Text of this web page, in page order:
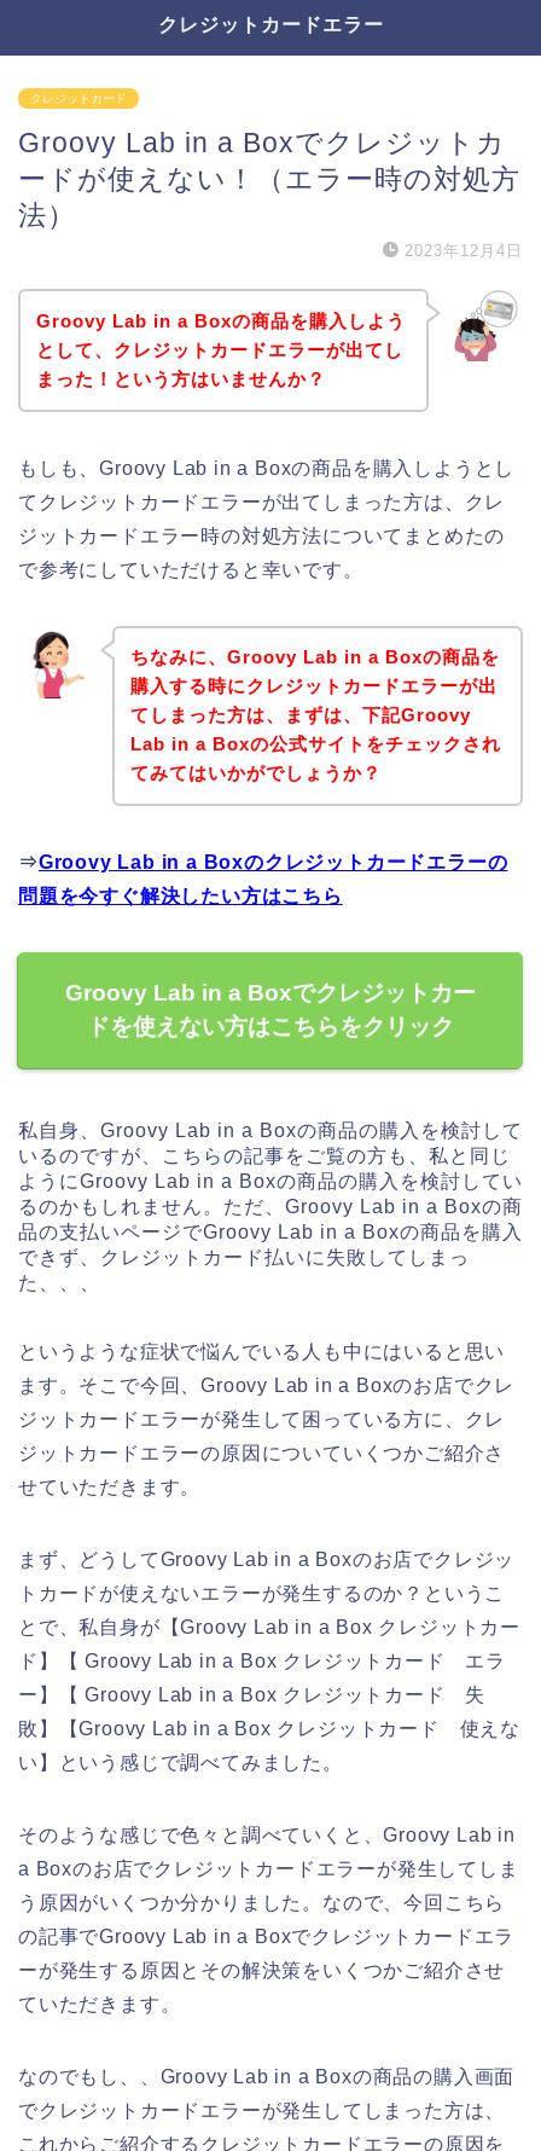
クレジットカードエラー
クレジットカード
Groovy Lab in a Boxでクレジットカ
ードが使えない！（エラー時の対処方
法）
2023年12月4日
Groovy Lab in a Boxの商品を購入しよう
として、クレジットカードエラーが出てし
まった！という方はいませんか？
もしも、Groovy Lab in a Boxの商品を購入しようとし
てクレジットカードエラーが出てしまった方は、クレ
ジットカードエラー時の対処方法についてまとめたの
で参考にしていただけると幸いです。
ちなみに、Groovy Lab in a Boxの商品を
購入する時にクレジットカードエラーが出
てしまった方は、まずは、下記Groovy
Lab in a Boxの公式サイトをチェックされ
てみてはいかがでしょうか？
⇒Groovy Lab in a Boxのクレジットカードエラーの
問題を今すぐ解決したい方はこちら
Groovy Lab in a Boxでクレジットカー
ドを使えない方はこちらをクリック
私自身、Groovy Lab in a Boxの商品の購入を検討して
いるのですが、こちらの記事をご覧の方も、私と同じ
ようにGroovy Lab in a Boxの商品の購入を検討してい
るのかもしれません。ただ、Groovy Lab in a Boxの商
品の支払いページでGroovy Lab in a Boxの商品を購入
できず、クレジットカード払いに失敗してしまっ
た、、、
というような症状で悩んでいる人も中にはいると思い
ます。そこで今回、Groovy Lab in a Boxのお店でクレ
ジットカードエラーが発生して困っている方に、クレ
ジットカードエラーの原因についていくつかご紹介さ
せていただきます。
まず、どうしてGroovy Lab in a Boxのお店でクレジッ
トカードが使えないエラーが発生するのか？というこ
とで、私自身が【Groovy Lab in a Box クレジットカー
ド】【 Groovy Lab in a Box クレジットカード エラ
ー】【 Groovy Lab in a Box クレジットカード 失
敗】【Groovy Lab in a Box クレジットカード 使えな
い】という感じで調べてみました。
そのような感じで色々と調べていくと、Groovy Lab in
a Boxのお店でクレジットカードエラーが発生してしま
う原因がいくつか分かりました。なので、今回こちら
の記事でGroovy Lab in a Boxでクレジットカードエラ
ーが発生する原因とその解決策をいくつかご紹介させ
ていただきます。
なのでもし、、Groovy Lab in a Boxの商品の購入画面
でクレジットカードエラーが発生してしまった方は、
これからご紹介するクレジットカードエラーの原因を